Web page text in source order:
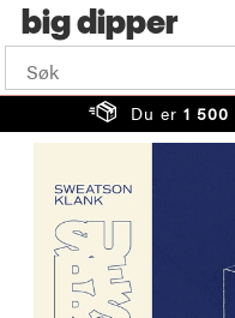
big
Du er 1 500